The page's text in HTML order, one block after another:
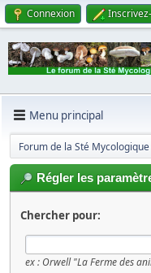
Connexion
Menu principal
Forum de la Sté
Régler les
Chercher pour:
ex : Orwell "La Ferme des